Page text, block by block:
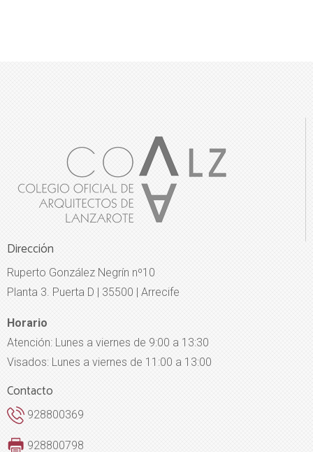
Dirección
Ruperto González Negrín nº10
Planta 3. Puerta D | 35500 | Arrecife
Horario
Atención: Lunes a viernes de 9:00 a 13:30
Visados: Lunes a viernes de 11:00 a 13:00
Contacto
928800369
928800798